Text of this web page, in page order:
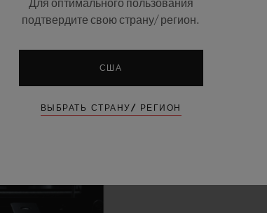
Для оптимального пользования
подтвердите свою страну/ регион.
США
ВЫБРАТЬ СТРАНУ/ РЕГИОН